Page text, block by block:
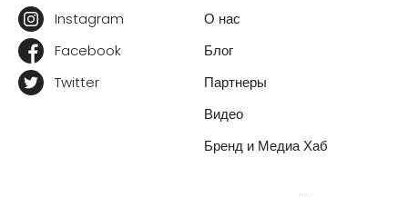
Instagram
Facebook
Twitter
О нас
Блог
Партнеры
Видео
Бренд и Медиа Хаб